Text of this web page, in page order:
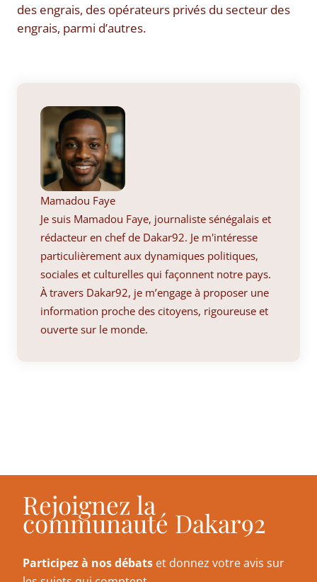
des engrais, des opérateurs privés du secteur des
engrais, parmi d’autres.
Mamadou Faye
Je suis Mamadou Faye, journaliste sénégalais et
rédacteur en chef de Dakar92. Je m'intéresse
particulièrement aux dynamiques politiques,
sociales et culturelles qui façonnent notre pays.
À travers Dakar92, je m’engage à proposer une
information proche des citoyens, rigoureuse et
ouverte sur le monde.
Rejoignez la
communauté Dakar92
Participez à nos débats et donnez votre avis sur